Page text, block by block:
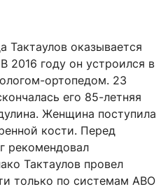
Тактаулов оказывается
2016 году он устроился в
ортопедом. 23
его 85-летняя
Женщина поступила
кости. Перед
рекомендовал
Тактаулов провел
только по системам АВО